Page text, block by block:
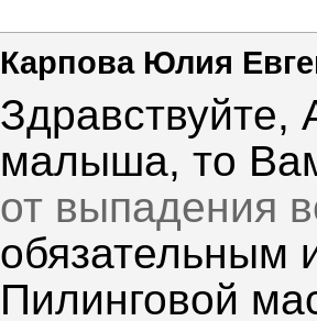
Карпова Юлия
малыша, то
от выпадения
обязательным
Пилинговой